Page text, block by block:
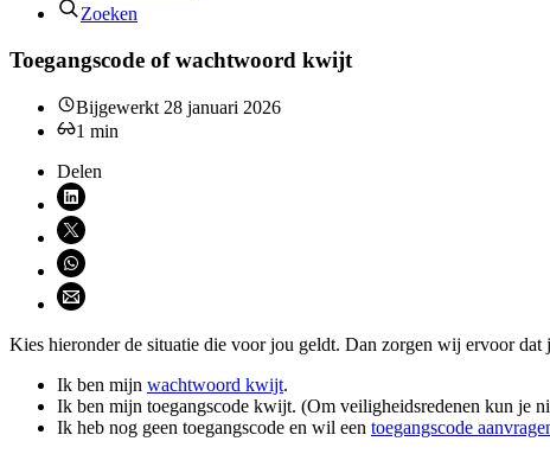
Zoeken
Toegangscode of wachtwoord kwijt
Bijgewerkt 28 januari 2026
1 min
Delen
Deel via LinkedIn (opent nieuw venster)
Deel via X (opent nieuw venster)
Deel via WhatsApp (opent WhatsApp)
Deel via email (opent email programma)
Kies hieronder de situatie die voor jou geldt. Dan zorgen wij ervoor
Ik ben mijn wachtwoord kwijt.
Ik ben mijn toegangscode kwijt. (Om veiligheidsredenen kun je
Ik heb nog geen toegangscode en wil een toegangscode